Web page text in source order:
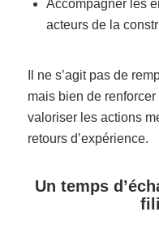
Accompagner les
acteurs de la
Il ne s’agit pas de
mais bien de
valoriser les actions
retours d’expérience.
Un temps